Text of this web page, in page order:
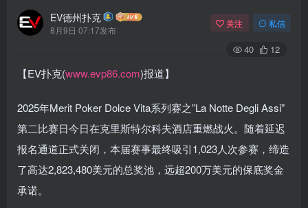
EV德州扑克
8月9日 07:17发布
关注 私信
40 12
【EV扑克(www.evp86.com)报道】
2025年Merit Poker Dolce Vita系列赛之”La Notte Degli Assi”
第二比赛日今日在克里斯特尔科夫酒店重燃战火。随着延迟
报名通道正式关闭，本届赛事最终吸引1,023人次参赛，缔造
了高达2,823,480美元的总奖池，远超200万美元的保底奖金
承诺。